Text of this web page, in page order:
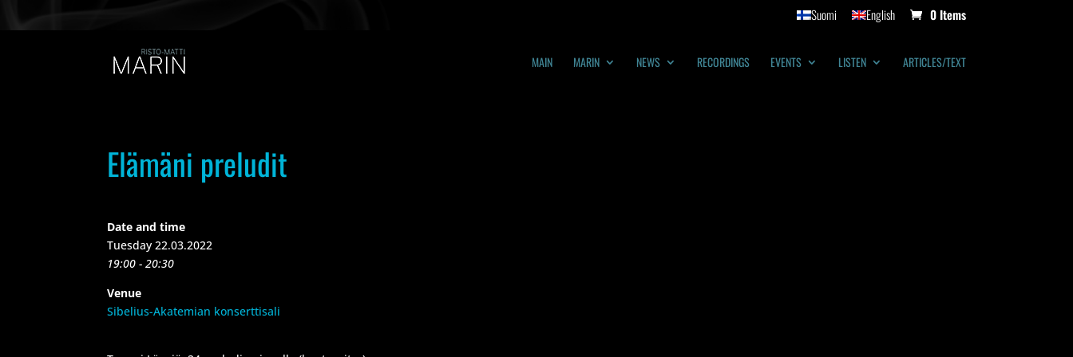
Suomi English 0 Items
MAIN MARIN NEWS RECORDINGS EVENTS LISTEN ARTICLES/TEXT
Elämäni preludit
Date and time
Tuesday 22.03.2022
19:00 - 20:30
Venue
Sibelius-Akatemian konserttisali